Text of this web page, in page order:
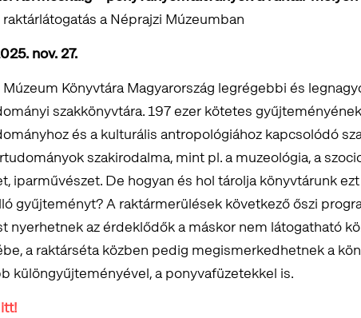
a Néprajzi Múzeumban
nov. 27.
Könyvtára Magyarország legrégebbi és
szakkönyvtára. 197 ezer kötetes
és a kulturális antropológiához kapcsolódó
szakirodalma, mint pl. a muzeológia, a
iparművészet. De hogyan és hol tárolja könyvtárunk
gyűjteményt? A raktármerülések következő őszi
nyerhetnek az érdeklődők a máskor nem látogatható
a raktárséta közben pedig megismerkedhetnek a
különgyűjteményével, a ponyvafüzetekkel is.